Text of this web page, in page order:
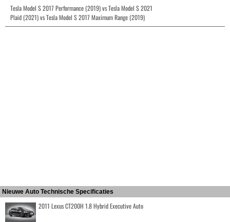
Tesla Model S 2017 Performance (2019) vs Tesla Model S 2021
Plaid (2021) vs Tesla Model S 2017 Maximum Range (2019)
Nieuwe Auto Technische Specificaties
2011 Lexus CT200H 1.8 Hybrid Executive Auto